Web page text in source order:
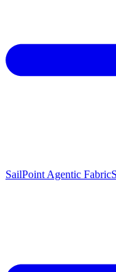
SailPoint Agentic Fabric